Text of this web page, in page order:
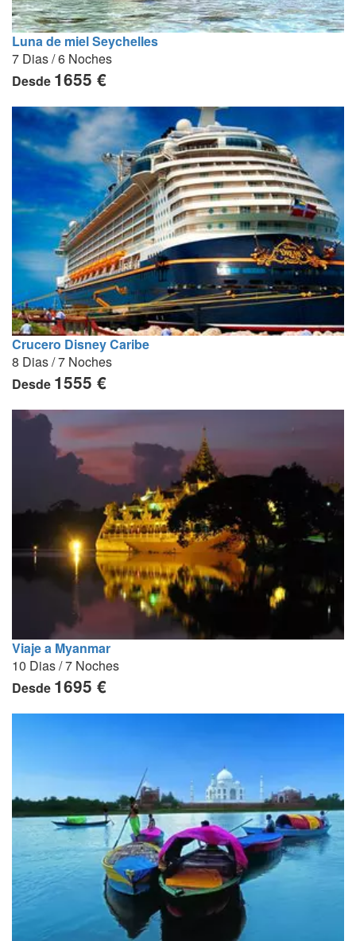
Luna de miel Seychelles
7 Dias / 6 Noches
Desde 1655 €
Crucero Disney Caribe
8 Dias / 7 Noches
Desde 1555 €
Viaje a Myanmar
10 Dias / 7 Noches
Desde 1695 €